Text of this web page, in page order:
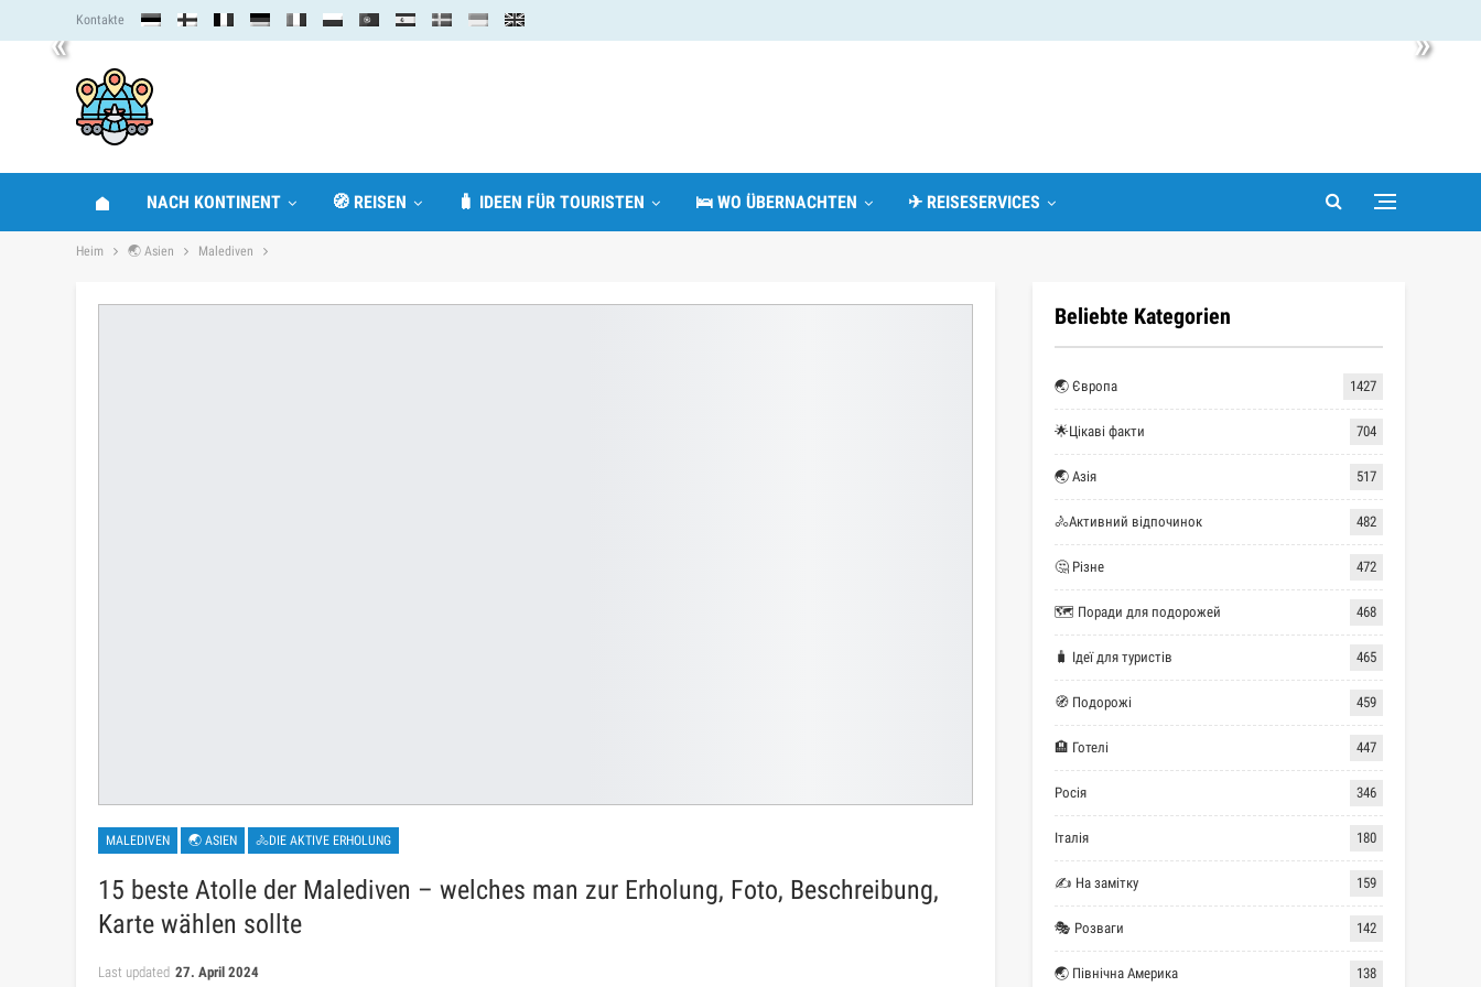
« »
Kontakte
NACH KONTINENT 🧭 REISEN 🧳 IDEEN FÜR TOURISTEN 🛌 WO ÜBERNACHTEN ✈ REISESERVICES
Heim 🌏 Asien Malediven
MALEDIVEN 🌏 ASIEN 🚴DIE AKTIVE ERHOLUNG
15 beste Atolle der Malediven – welches man zur Erholung, Foto, Beschreibung,
Karte wählen sollte
Last updated 27. April 2024
Beliebte Kategorien
🌏 Європа 1427
🌟Цікаві факти 704
🌏 Азія 517
🚴Активний відпочинок 482
🤔 Різне 472
🗺 Поради для подорожей 468
🧳 Ідеї для туристів 465
🧭 Подорожі 459
🏨 Готелі 447
Росія 346
Італія 180
✍ На замітку 159
🎭 Розваги 142
🌏 Північна Америка 138